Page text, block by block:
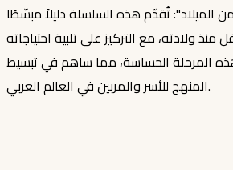
الميلاد": تُقدّم هذه السلسلة دليلاً مبسّطًا
ولادته، مع التركيز على تلبية احتياجاته
المرحلة الحساسة، مما ساهم في تبسيط
المنهج للأسر والمربين في العالم العربي.